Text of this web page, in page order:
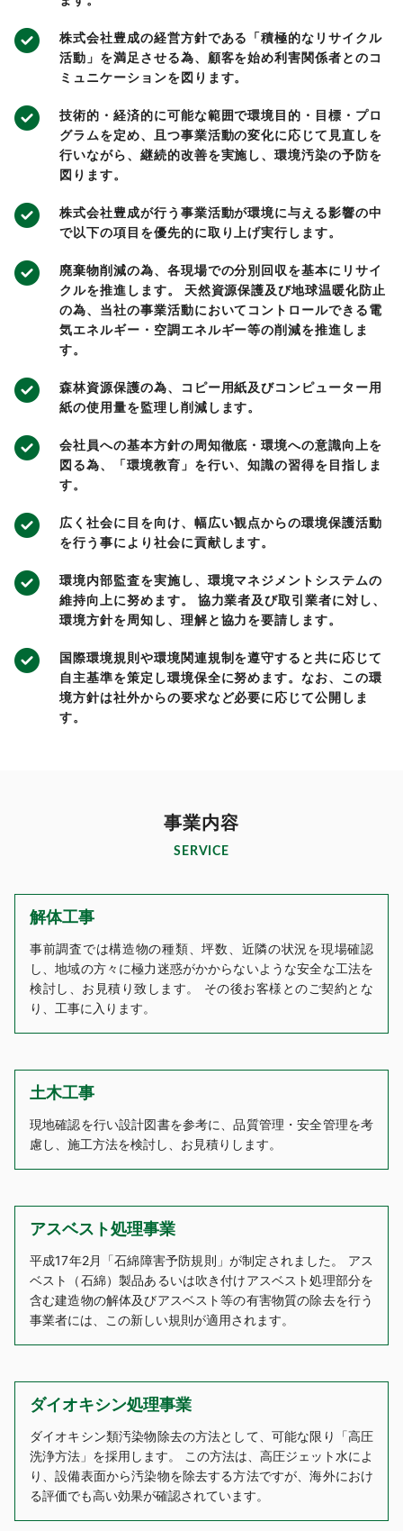
株式会社豊成の経営方針である「積極的なリサイクル
活動」を満足させる為、顧客を始め利害関係者とのコ
ミュニケーションを図ります。
技術的・経済的に可能な範囲で環境目的・目標・プロ
グラムを定め、且つ事業活動の変化に応じて見直しを
行いながら、継続的改善を実施し、環境汚染の予防を
図ります。
株式会社豊成が行う事業活動が環境に与える影響の中
で以下の項目を優先的に取り上げ実行します。
廃棄物削減の為、各現場での分別回収を基本にリサイ
クルを推進します。 天然資源保護及び地球温暖化防止
の為、当社の事業活動においてコントロールできる電
気エネルギー・空調エネルギー等の削減を推進しま
す。
森林資源保護の為、コピー用紙及びコンピューター用
紙の使用量を監理し削減します。
会社員への基本方針の周知徹底・環境への意識向上を
図る為、「環境教育」を行い、知識の習得を目指しま
す。
広く社会に目を向け、幅広い観点からの環境保護活動
を行う事により社会に貢献します。
環境内部監査を実施し、環境マネジメントシステムの
維持向上に努めます。 協力業者及び取引業者に対し、
環境方針を周知し、理解と協力を要請します。
国際環境規則や環境関連規制を遵守すると共に応じて
自主基準を策定し環境保全に努めます。なお、この環
境方針は社外からの要求など必要に応じて公開しま
す。
事業内容
SERVICE
解体工事
事前調査では構造物の種類、坪数、近隣の状況を現場確認
し、地域の方々に極力迷惑がかからないような安全な工法を
検討し、お見積り致します。 その後お客様とのご契約とな
り、工事に入ります。
土木工事
現地確認を行い設計図書を参考に、品質管理・安全管理を考
慮し、施工方法を検討し、お見積りします。
アスベスト処理事業
平成17年2月「石綿障害予防規則」が制定されました。 アス
ベスト（石綿）製品あるいは吹き付けアスベスト処理部分を
含む建造物の解体及びアスベスト等の有害物質の除去を行う
事業者には、この新しい規則が適用されます。
ダイオキシン処理事業
ダイオキシン類汚染物除去の方法として、可能な限り「高圧
洗浄方法」を採用します。 この方法は、高圧ジェット水によ
り、設備表面から汚染物を除去する方法ですが、海外におけ
る評価でも高い効果が確認されています。